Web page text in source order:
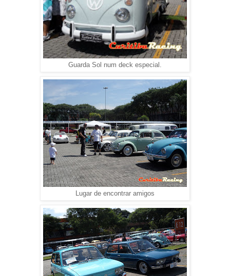
Guarda Sol num deck especial.
Lugar de encontrar amigos